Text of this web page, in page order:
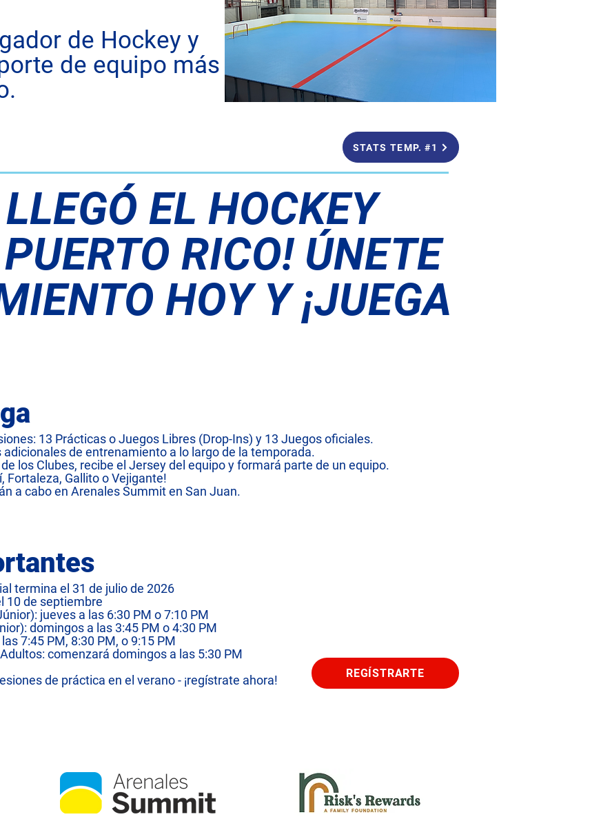
de Hockey y
de equipo más
STATS TEMP. #1
EL HOCKEY
RICO! ÚNETE
HOY Y ¡JUEGA
13 Prácticas o Juegos Libres (Drop-Ins) y 13 Juegos oficiales.
de entrenamiento a lo largo de la temporada.
los Clubes, recibe el Jersey del equipo y formará parte de un equipo.
Fortaleza, Gallito o Vejigante!
a cabo en Arenales Summit en San Juan.
termina el 31 de julio de 2026
10 de septiembre
jueves a las 6:30 PM o 7:10 PM
domingos a las 3:45 PM o 4:30 PM
7:45 PM, 8:30 PM, o 9:15 PM
comenzará domingos a las 5:30 PM
de práctica en el verano - ¡regístrate ahora!
REGÍSTRARTE